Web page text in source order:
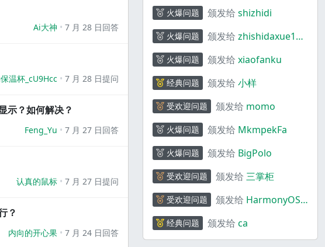
Ai大神 7 月 28 日回答
温杯_cU9Hcc 7 月 28 日提问
示？如何解决？
Feng_Yu 7 月 27 日回答
认真的鼠标 7 月 27 日提问
？
内向的开心果 7 月 24 日回答
火爆问题 颁发给 shizhidi
火爆问题 颁发给 zhishidaxue198
火爆问题 颁发给 xiaofanku
经典问题 颁发给 小样
受欢迎问题 颁发给 momo
火爆问题 颁发给 MkmpekFa
火爆问题 颁发给 BigPolo
受欢迎问题 颁发给 三掌柜
受欢迎问题 颁发给 HarmonyOS
经典问题 颁发给 ca